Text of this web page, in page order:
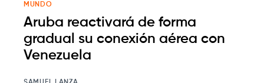
MUNDO
Aruba reactivará de forma
gradual su conexión aérea con
Venezuela